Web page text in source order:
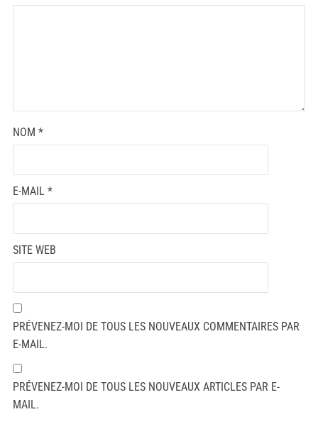
NOM *
E-MAIL *
SITE WEB
PRÉVENEZ-MOI DE TOUS LES NOUVEAUX COMMENTAIRES PAR
E-MAIL.
PRÉVENEZ-MOI DE TOUS LES NOUVEAUX ARTICLES PAR E-
MAIL.